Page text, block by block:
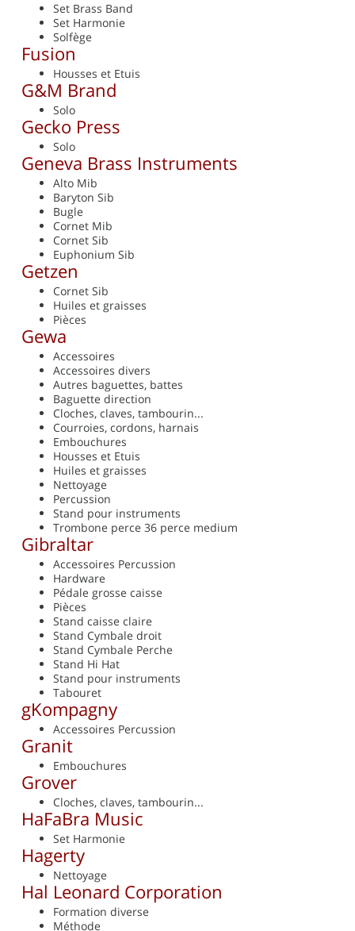
Set Brass Band
Set Harmonie
Solfège
Fusion
Housses et Etuis
G&M Brand
Solo
Gecko Press
Solo
Geneva Brass Instruments
Alto Mib
Baryton Sib
Bugle
Cornet Mib
Cornet Sib
Euphonium Sib
Getzen
Cornet Sib
Huiles et graisses
Pièces
Gewa
Accessoires
Accessoires divers
Autres baguettes, battes
Baguette direction
Cloches, claves, tambourin...
Courroies, cordons, harnais
Embouchures
Housses et Etuis
Huiles et graisses
Nettoyage
Percussion
Stand pour instruments
Trombone perce 36 perce medium
Gibraltar
Accessoires Percussion
Hardware
Pédale grosse caisse
Pièces
Stand caisse claire
Stand Cymbale droit
Stand Cymbale Perche
Stand Hi Hat
Stand pour instruments
Tabouret
gKompagny
Accessoires Percussion
Granit
Embouchures
Grover
Cloches, claves, tambourin...
HaFaBra Music
Set Harmonie
Hagerty
Nettoyage
Hal Leonard Corporation
Formation diverse
Méthode